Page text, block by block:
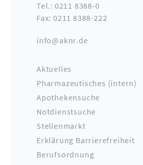
Tel.: 0211 8388-0
Fax: 0211 8388-222
info@aknr.de
Aktuelles
Pharmazeutisches (intern)
Apothekensuche
Notdienstsuche
Stellenmarkt
Erklärung Barrierefreiheit
Berufsordnung